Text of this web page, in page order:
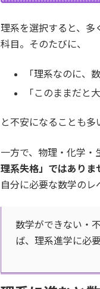
理系を選択すると、多
科目。そのたびに、
「理系なのに、
「このままだと
と不安になることも多
一方で、物理・化学・
理系失格」ではありま
自分に必要な数学のレ
数学ができない・
ば、理系進学に必